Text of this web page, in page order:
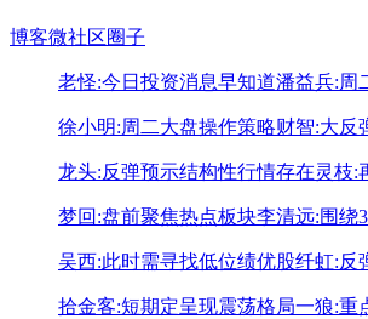
博客微社区圈子
老怪:今日投资消息早知道潘益兵:周
徐小明:周二大盘操作策略财智:大反
龙头:反弹预示结构性行情存在灵枝:
梦回:盘前聚焦热点板块李清远:围绕
吴西:此时需寻找低位绩优股纤虹:反
拾金客:短期定呈现震荡格局一狼:重